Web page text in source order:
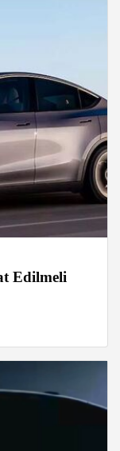
Edilmeli